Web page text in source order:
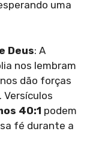
uma
Deus: A
nos lembram
dão forças
Versículos
40:1 podem
fé durante a